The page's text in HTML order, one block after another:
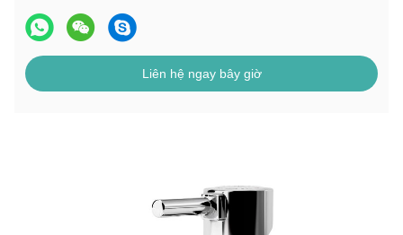
Liên hệ ngay bây giờ